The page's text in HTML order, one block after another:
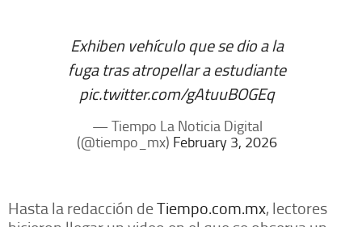
Exhiben vehículo que se dio a la
fuga tras atropellar a estudiante
pic.twitter.com/gAtuuBOGEq
— Tiempo La Noticia Digital
(@tiempo_mx) February 3, 2026
Hasta la redacción deTiempo.com.mx, lectores